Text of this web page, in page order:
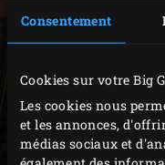
Consentement
Cookies sur votre Big
Les cookies nous
et les annonces,
médias sociaux et